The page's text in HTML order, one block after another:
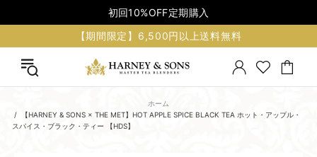
初回10%OFF定期購入
【期間限定】6,500円以上送料無料
ホーム
【HARNEY & SONS × THE MET】HOT APPLE SPICE BLACK TEA ホット・アップル・
スパイス・ブラック・ティー 【HDS】